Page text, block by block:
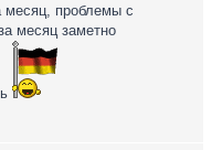
месяц, проблемы с
месяц заметно